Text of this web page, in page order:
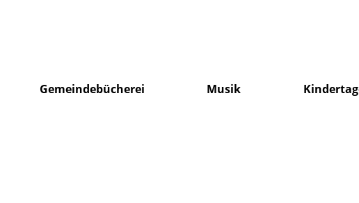
Gemeindebücherei Musik